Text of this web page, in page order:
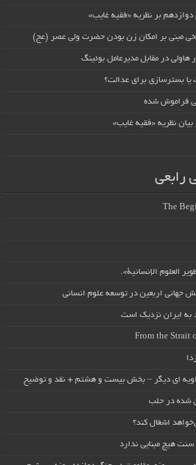
بر نظریه «فقیه غایب»
مبنی بر امکان زن بودن حضرت ولی عصر (عج)
هاولی در مقابل مدیرعامل بوئینگ
یا بسترسازی برای عدالت؟
فراموش شده
نظریه «فقیه غایب»
رابعی
The
العلوم الإنسانية».
اربعین در توسعه علوم انسانی
به ایران نزدیک است
From the Strait
زاویه ای دیگر – بخش بیست و هشتم + نقد و توضیح
شده در حلب
اشغال کند؟
هیچ مبنایی ندارد